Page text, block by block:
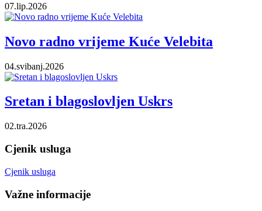
07.lip.2026
Novo radno vrijeme Kuće Velebita
04.svibanj.2026
Sretan i blagoslovljen Uskrs
02.tra.2026
Cjenik usluga
Cjenik usluga
Važne informacije